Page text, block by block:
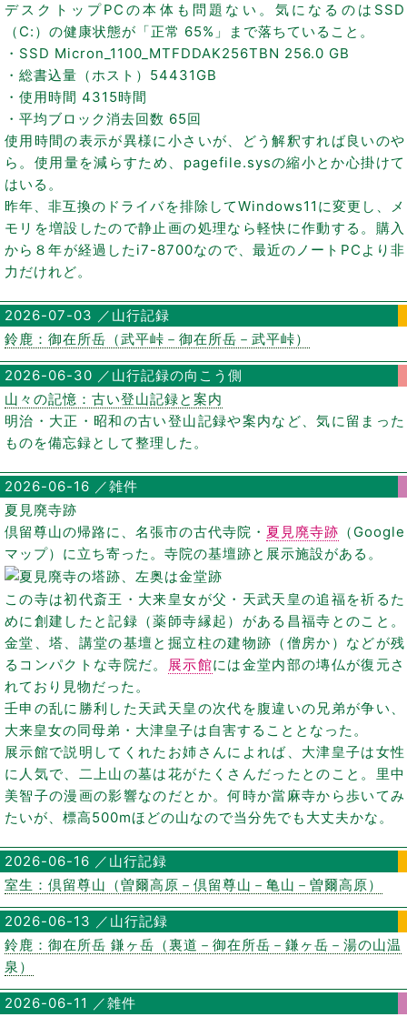
デスクトップPCの本体も問題ない。気になるのはSSD
（C:）の健康状態が「正常 65%」まで落ちていること。
・SSD Micron_1100_MTFDDAK256TBN 256.0 GB
・総書込量（ホスト）54431GB
・使用時間 4315時間
・平均ブロック消去回数 65回
使用時間の表示が異様に小さいが、どう解釈すれば良いのや
ら。使用量を減らすため、pagefile.sysの縮小とか心掛けて
はいる。
昨年、非互換のドライバを排除してWindows11に変更し、メ
モリを増設したので静止画の処理なら軽快に作動する。購入
から８年が経過したi7-8700なので、最近のノートPCより非
力だけれど。
2026-07-03 ／山行記録
鈴鹿：御在所岳（武平峠－御在所岳－武平峠）
2026-06-30 ／山行記録の向こう側
山々の記憶：古い登山記録と案内
明治・大正・昭和の古い登山記録や案内など、気に留まった
ものを備忘録として整理した。
2026-06-16 ／雑件
夏見廃寺跡
倶留尊山の帰路に、名張市の古代寺院・ 夏見廃寺跡 （Google
マップ）に立ち寄った。寺院の基壇跡と展示施設がある。
この寺は初代斎王・大来皇女が父・天武天皇の追福を祈るた
めに創建したと記録（薬師寺縁起）がある昌福寺とのこと。
金堂、塔、講堂の基壇と掘立柱の建物跡（僧房か）などが残
るコンパクトな寺院だ。 展示館には金堂内部の塼仏が復元さ
れており見物だった。
壬申の乱に勝利した天武天皇の次代を腹違いの兄弟が争い、
大来皇女の同母弟・大津皇子は自害することとなった。
展示館で説明してくれたお姉さんによれば、大津皇子は女性
に人気で、二上山の墓は花がたくさんだったとのこと。里中
美智子の漫画の影響なのだとか。何時か當麻寺から歩いてみ
たいが、標高500mほどの山なので当分先でも大丈夫かな。
2026-06-16 ／山行記録
室生：倶留尊山（曽爾高原－倶留尊山－亀山－曽爾高原）
2026-06-13 ／山行記録
鈴鹿：御在所岳 鎌ヶ岳（裏道－御在所岳－鎌ヶ岳－湯の山温
泉）
2026-06-11 ／雑件